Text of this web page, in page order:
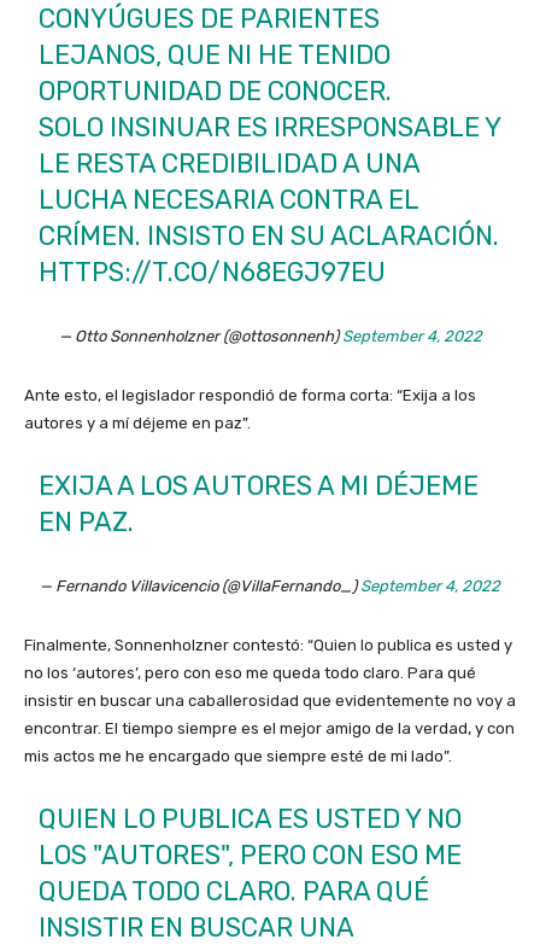
CONYÚGUES DE PARIENTES
LEJANOS, QUE NI HE TENIDO
OPORTUNIDAD DE CONOCER.
SOLO INSINUAR ES IRRESPONSABLE Y
LE RESTA CREDIBILIDAD A UNA
LUCHA NECESARIA CONTRA EL
CRÍMEN. INSISTO EN SU ACLARACIÓN.
HTTPS://T.CO/N68EGJ97EU
— Otto Sonnenholzner (@ottosonnenh)September 4, 2022
Ante esto, el legislador respondió de forma corta: “Exija a los
autores y a mí déjeme en paz”.
EXIJA A LOS AUTORES A MI DÉJEME
EN PAZ.
— Fernando Villavicencio (@VillaFernando_)September 4, 2022
Finalmente, Sonnenholzner contestó: “Quien lo publica es usted y
no los ‘autores’, pero con eso me queda todo claro. Para qué
insistir en buscar una caballerosidad que evidentemente no voy a
encontrar. El tiempo siempre es el mejor amigo de la verdad, y con
mis actos me he encargado que siempre esté de mi lado”.
QUIEN LO PUBLICA ES USTED Y NO
LOS "AUTORES", PERO CON ESO ME
QUEDA TODO CLARO. PARA QUÉ
INSISTIR EN BUSCAR UNA